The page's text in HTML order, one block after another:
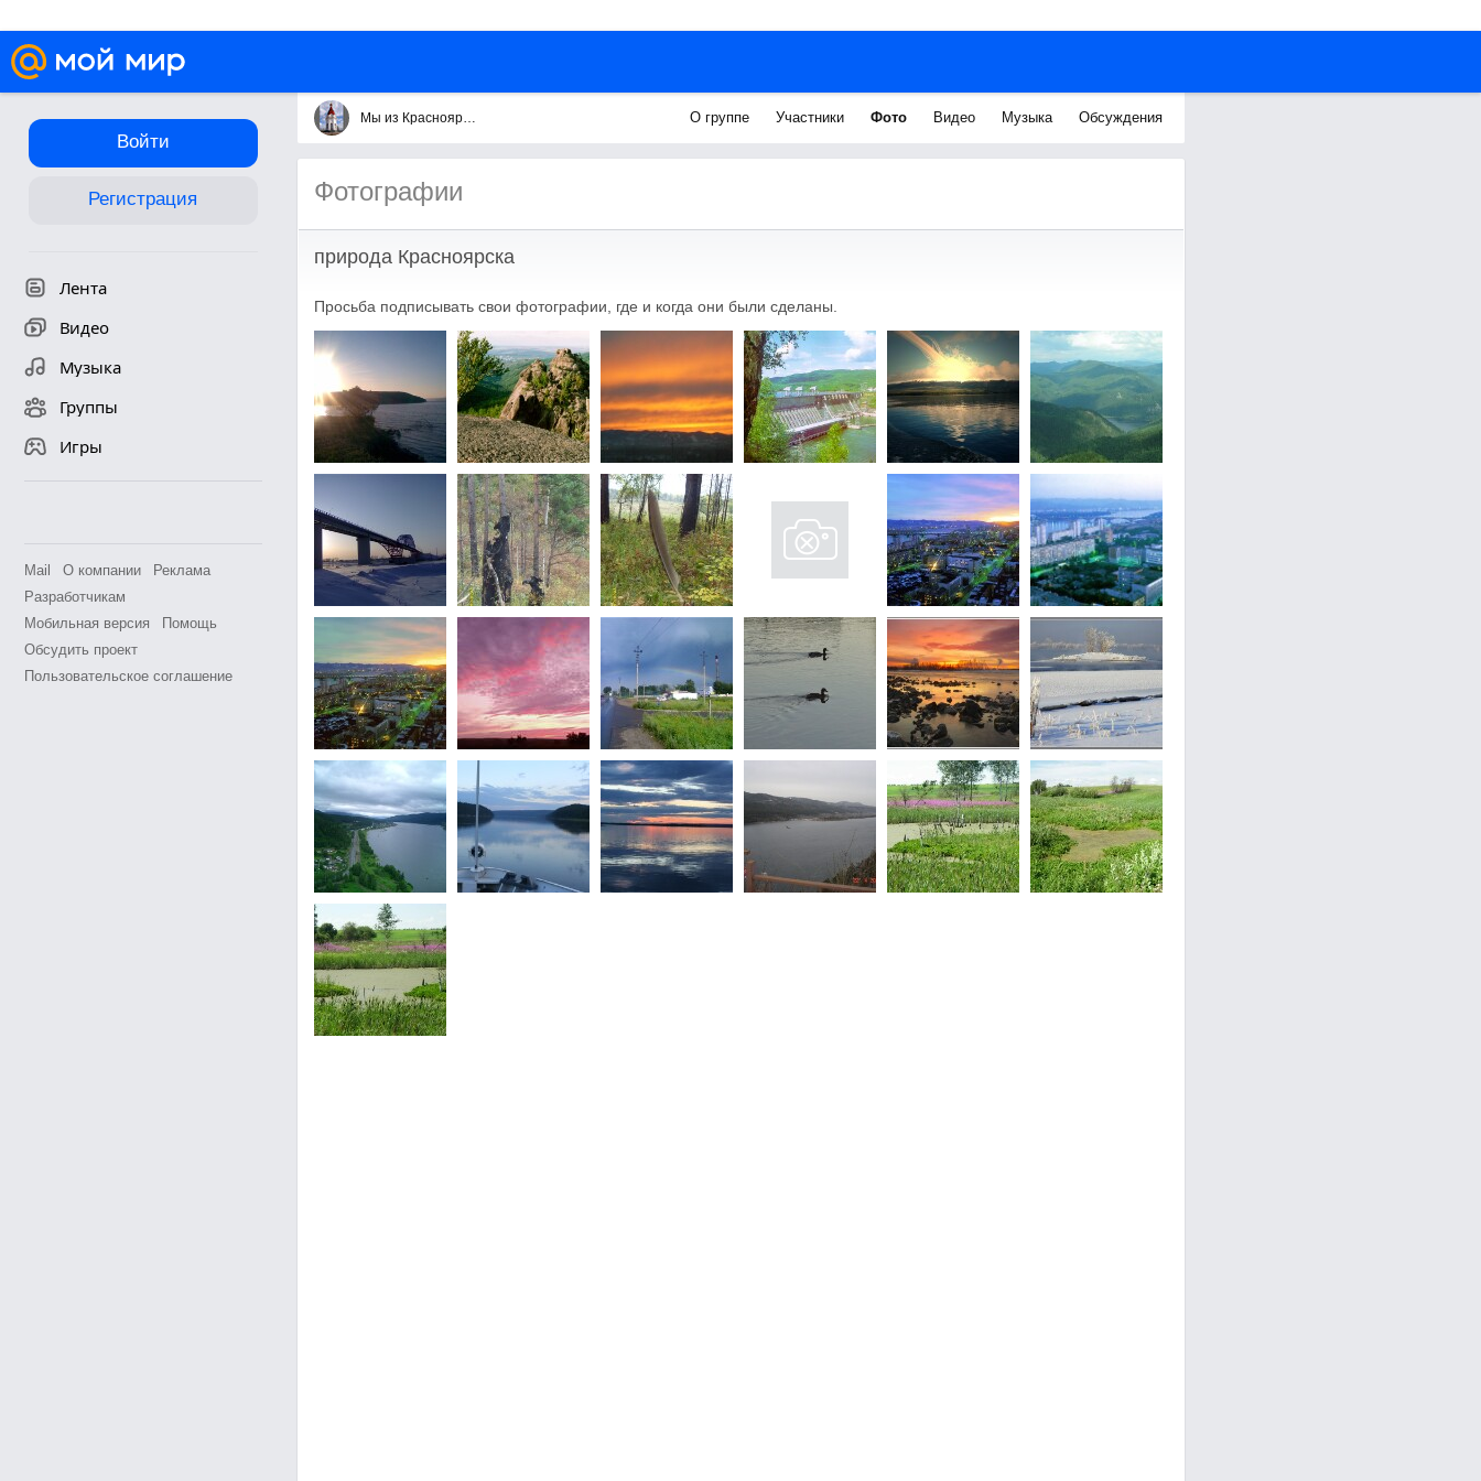
Войти
Регистрация
Лента
Видео
Музыка
Группы
Игры
Mail О компании
Реклама
Разработчикам
Мобильная версия
Помощь
Обсудить проект
Пользовательское соглашение
Мы из Красноярска О группе Участники Фото Видео Музыка Обсуждения
Фотографии
природа Красноярска
Просьба подписывать свои фотографии, где и когда они были сделаны.